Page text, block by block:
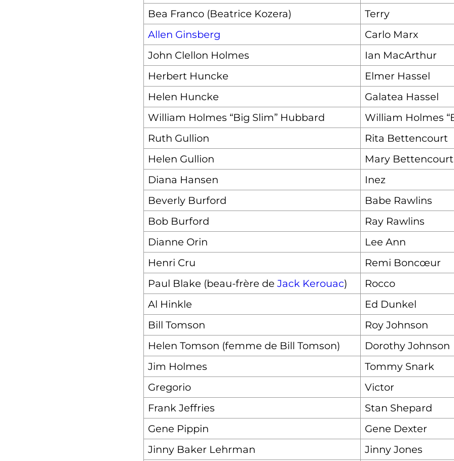
Bea Franco (Beatrice Kozera)
Terry
Allen Ginsberg
Carlo Marx
John Clellon Holmes
Ian MacArthur
Herbert Huncke
Elmer Hassel
Helen Huncke
Galatea Hassel
William Holmes “Big Slim” Hubbard
William Holmes
Ruth Gullion
Rita Bettencourt
Helen Gullion
Mary Bettencourt
Diana Hansen
Inez
Beverly Burford
Babe Rawlins
Bob Burford
Ray Rawlins
Dianne Orin
Lee Ann
Henri Cru
Remi Boncœur
Paul Blake (beau-frère de Jack Kerouac)
Rocco
Al Hinkle
Ed Dunkel
Bill Tomson
Roy Johnson
Helen Tomson (femme de Bill Tomson)
Dorothy Johnson
Jim Holmes
Tommy Snark
Gregorio
Victor
Frank Jeffries
Stan Shepard
Gene Pippin
Gene Dexter
Jinny Baker Lehrman
Jinny Jones